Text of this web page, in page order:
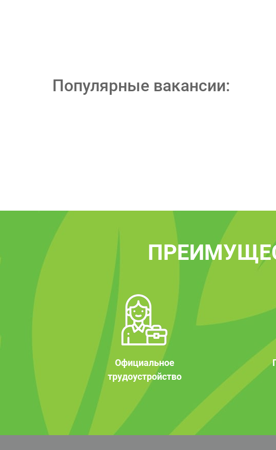
Популярные вакансии:
Официальное
трудоустройство